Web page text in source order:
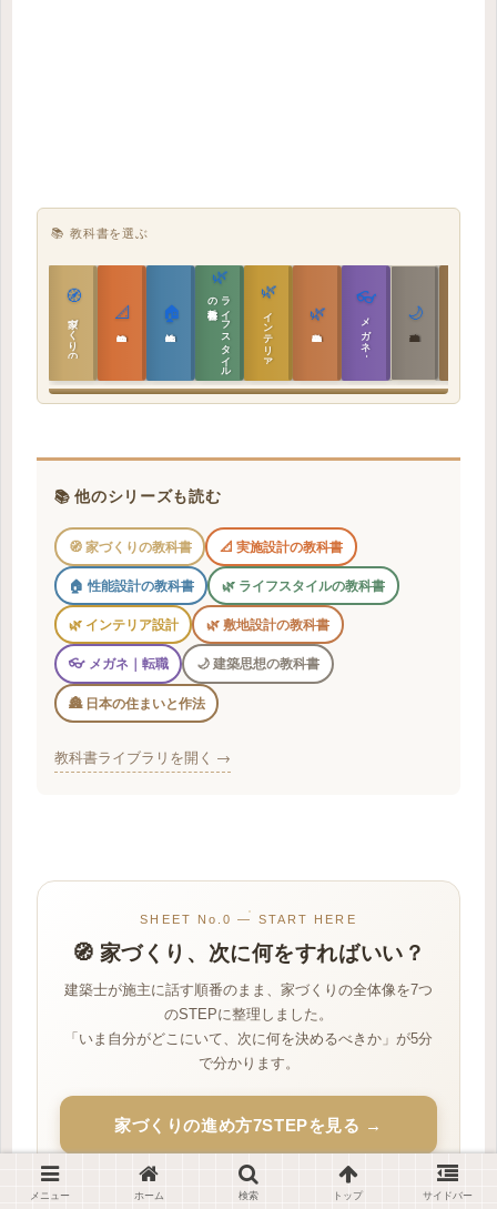
📚 教科書を選ぶ
🧭
家づくりの教科書 📐
実施設計の教科書
🏠
性能設計の教科書
🌿
ラ
イ
フ
ス
タ
イ
ル
の
教科書 🌿
インテリア設計 🌿
敷地設計の教科書
👓
メガネ｜転職 🌙
建築思想の教科書
📚 他のシリーズも読む
🧭 家づくりの教科書 📐 実施設計の教科書
🏠 性能設計の教科書 🌿 ライフスタイルの教科書
🌿 インテリア設計 🌿 敷地設計の教科書
👓 メガネ｜転職 🌙 建築思想の教科書
🏯 日本の住まいと作法
教科書ライブラリを開く →
SHEET No.0 — START HERE
🧭 家づくり、次に何をすればいい？
建築士が施主に話す順番のまま、家づくりの全体像を7つ
のSTEPに整理しました。
「いま自分がどこにいて、次に何を決めるべきか」が5分
で分かります。
家づくりの進め方7STEPを見る →
体系的に学ぶなら教科書ライブラリ へ
メニュー ホーム 検索 トップ サイドバー